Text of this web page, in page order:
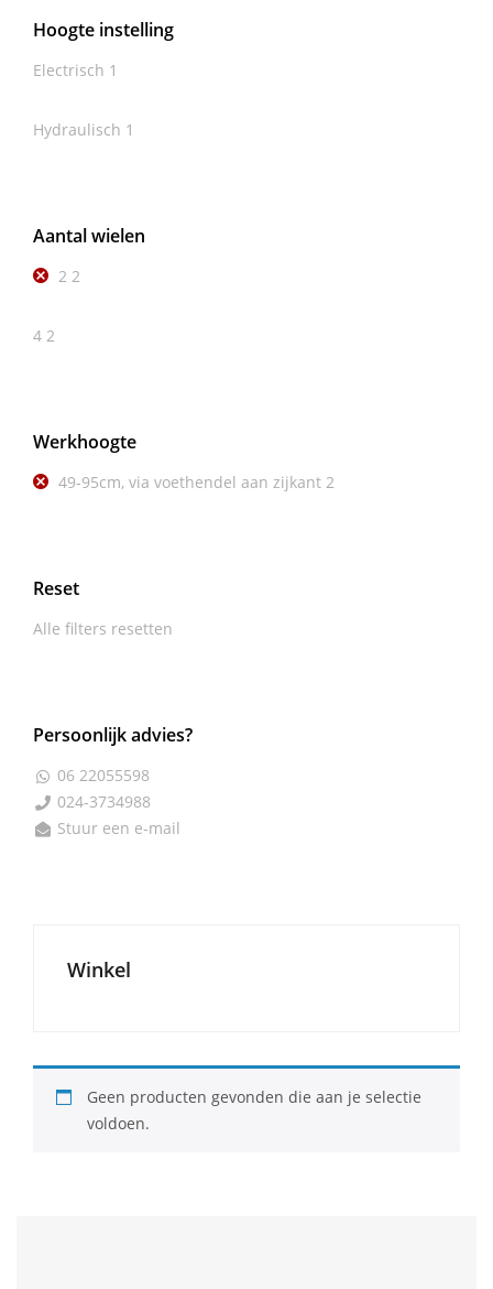
Hoogte instelling
Electrisch 1
Hydraulisch 1
Aantal wielen
2 2
4 2
Werkhoogte
49-95cm, via voethendel aan zijkant 2
Reset
Alle filters resetten
Persoonlijk advies?
 06 22055598
 024-3734988
 Stuur een e-mail
Winkel
Geen producten gevonden die aan je selectie
voldoen.